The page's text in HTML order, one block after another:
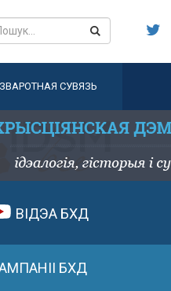
ЗВАРОТНАЯ СУВЯЗЬ
ВІДЭА БХД
БХД